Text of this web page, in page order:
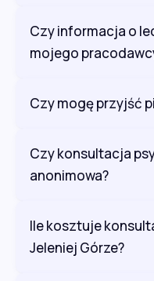
Czy informacja o
mojego
Czy mogę przyjść
Czy konsultacja
anonimowa?
Ile kosztuje
Jeleniej Górze?